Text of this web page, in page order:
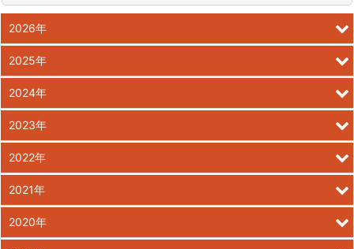
2026年
2025年
2024年
2023年
2022年
2021年
2020年